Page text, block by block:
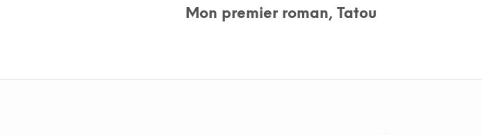
Mon premier roman, Tatou